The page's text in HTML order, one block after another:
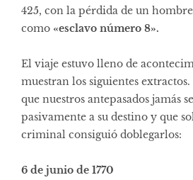
425, con la pérdida de un
como «esclavo número 8».
El viaje estuvo lleno de
muestran los siguientes extractos.
que nuestros antepasados jamás
pasivamente a su destino y que
criminal consiguió doblegarlos:
6 de junio de 1770